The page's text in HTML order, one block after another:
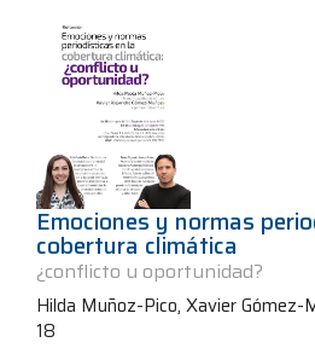
Emociones y normas
cobertura climática
¿conflicto u oportunidad?
Hilda Muñoz-Pico, Xavier Gómez-
18